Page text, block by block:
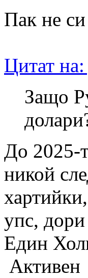
Пак не
Цитат
Защо
До 2025-
никой
упс,
Един
Активен